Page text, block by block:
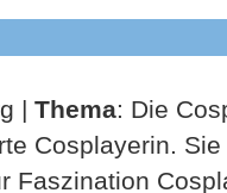
| Thema: Die
Cosplayerin.
Faszination